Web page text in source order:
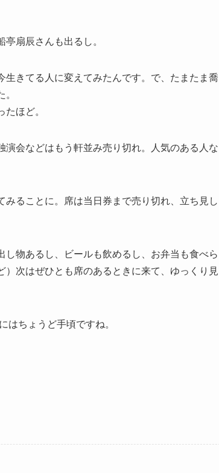
扇辰さんも出るし。
きてる人に変えてみたんです。で、たまたま喬
ほど。
会などはもう軒並み売り切れ。人気のある人な
ることに。席は当日券まで売り切れ、立ち見し
物あるし、ビールも飲めるし、お弁当も食べら
次はぜひとも席のあるときに来て、ゆっくり見
はちょうど手頃ですね。